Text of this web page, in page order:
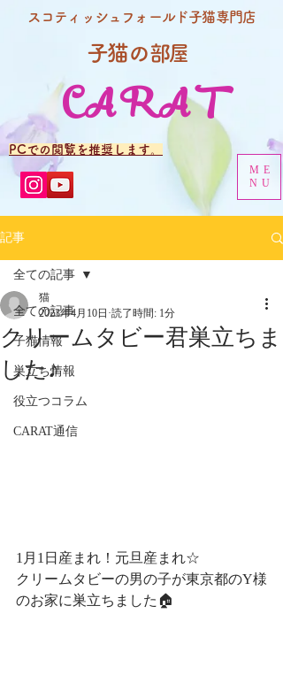
スコティッシュフォールド子猫専門店
子猫の部屋
PCでの閲覧を推奨します。
CARAT
ME
NU
記事
全ての記事
子猫情報
巣立ち情報
役立つコラム
CARAT通信
全ての記事
クリームタビー君巣立ちま
した♪
猫
2023年4月10日 読了時間: 1分
1月1日産まれ！元旦産まれ☆
クリームタビーの男の子が東京都のY様
のお家に巣立ちました🏠